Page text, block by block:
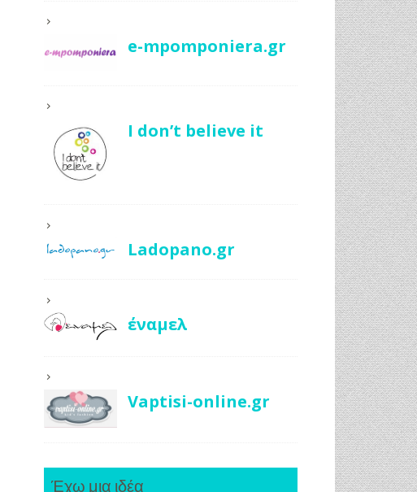
e-mpomponiera.gr
I don’t believe it
Ladopano.gr
έναμελ
Vaptisi-online.gr
Έχω μια ιδέα